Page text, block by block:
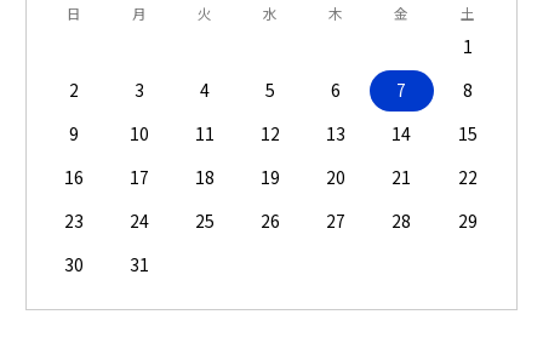
日 月 火 水 木 金 土
1
2
3 4 5 6 7
8
9
10 11 12 13 14
15
16
17 18 19 20 21
22
23
24 25 26 27 28
29
30
31